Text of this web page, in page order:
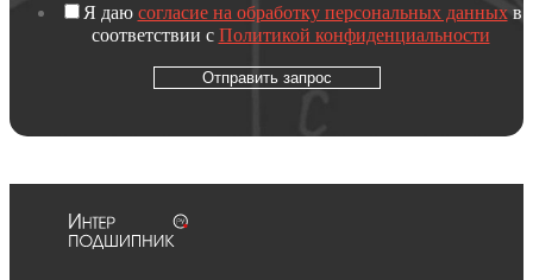
Я даю согласие на обработку персональных данныхв
соответствии с Политикой конфиденциальности
Отправить запрос